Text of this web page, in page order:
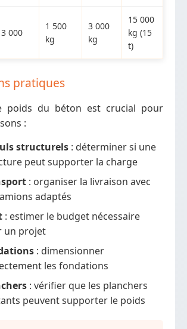
3 000
1 500
kg
3 000
kg
15 000
kg (15
t)
pratiques
poids du béton est crucial pour
:
structurels : déterminer si une
peut supporter la charge
: organiser la livraison avec
adaptés
: estimer le budget nécessaire
un projet
: dimensionner
les fondations
: vérifier que les planchers
peuvent supporter le poids